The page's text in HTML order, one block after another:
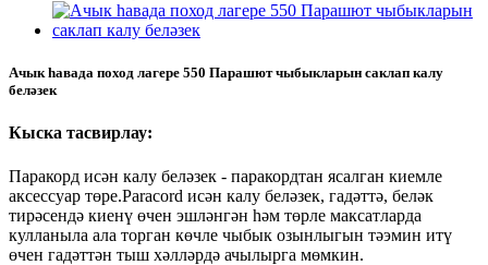
Ачык һавада поход лагере 550 Парашют чыбыкларын саклап калу
беләзек
Кыска тасвирлау:
Паракорд исән калу беләзек - паракордтан ясалган киемле
аксессуар төре.Paracord исән калу беләзек, гадәттә, беләк
тирәсендә киенү өчен эшләнгән һәм төрле максатларда
кулланыла ала торган көчле чыбык озынлыгын тәэмин итү
өчен гадәттән тыш хәлләрдә ачылырга мөмкин.